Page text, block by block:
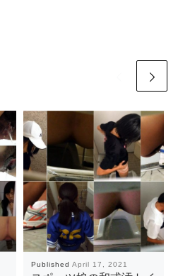
PublishedApril 17, 2021